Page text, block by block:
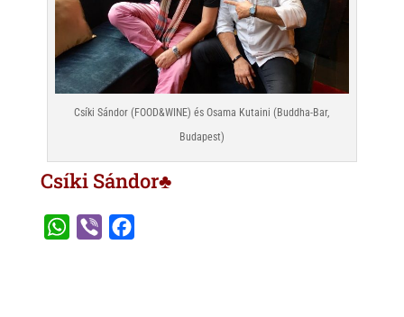
Csíki Sándor (FOOD&WINE) és Osama Kutaini (Buddha-Bar,
Budapest)
Csíki Sándor♣